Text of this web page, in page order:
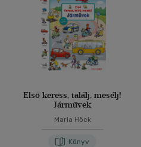
Első keress, találj, mesélj!
Járművek
Maria Höck
Könyv